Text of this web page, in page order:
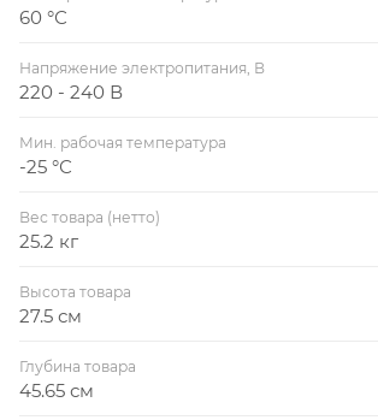
60 °С
Напряжение электропитания, В
220 - 240 В
Мин. рабочая температура
-25 °С
Вес товара (нетто)
25.2 кг
Высота товара
27.5 см
Глубина товара
45.65 см